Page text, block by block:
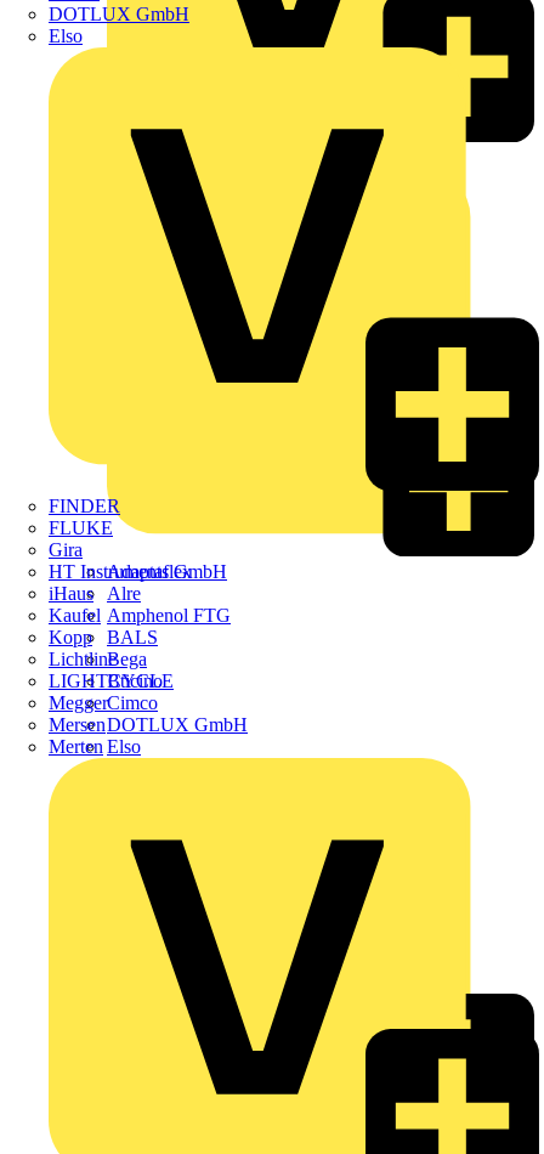
DOTLUX GmbH
Elso
FINDER
FLUKE
Gira
HT Instruments GmbH
iHaus
Kaufel
Kopp
Lichtline
LIGHTCYCLE
Megger
Mersen
Merten
ABN
Adaptaflex
Alre
Amphenol FTG
BALS
Bega
Bticino
Cimco
DOTLUX GmbH
Elso